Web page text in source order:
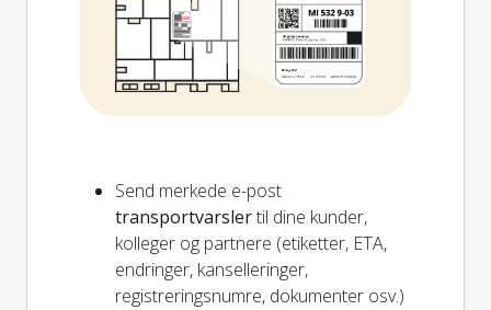
Send merkede e-post
transportvarslertil dine kunder,
kolleger og partnere (etiketter, ETA,
endringer, kanselleringer,
registreringsnumre, dokumenter osv.)